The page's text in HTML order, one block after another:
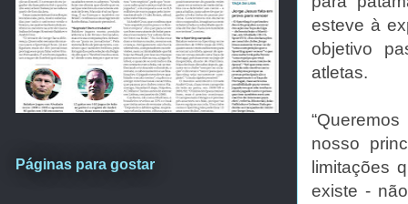
esteve à
objetivo
atletas.
nosso
limitações
existe -
Páginas para gostar